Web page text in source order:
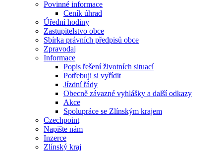
Povinné informace
Ceník úhrad
Úřední hodiny
Zastupitelstvo obce
Sbírka právních předpisů obce
Zpravodaj
Informace
Popis řešení životních situací
Potřebuji si vyřídit
Jízdní řády
Obecně závazné vyhlášky a další odkazy
Akce
Spolupráce se Zlínským krajem
Czechpoint
Napište nám
Inzerce
Zlínský kraj